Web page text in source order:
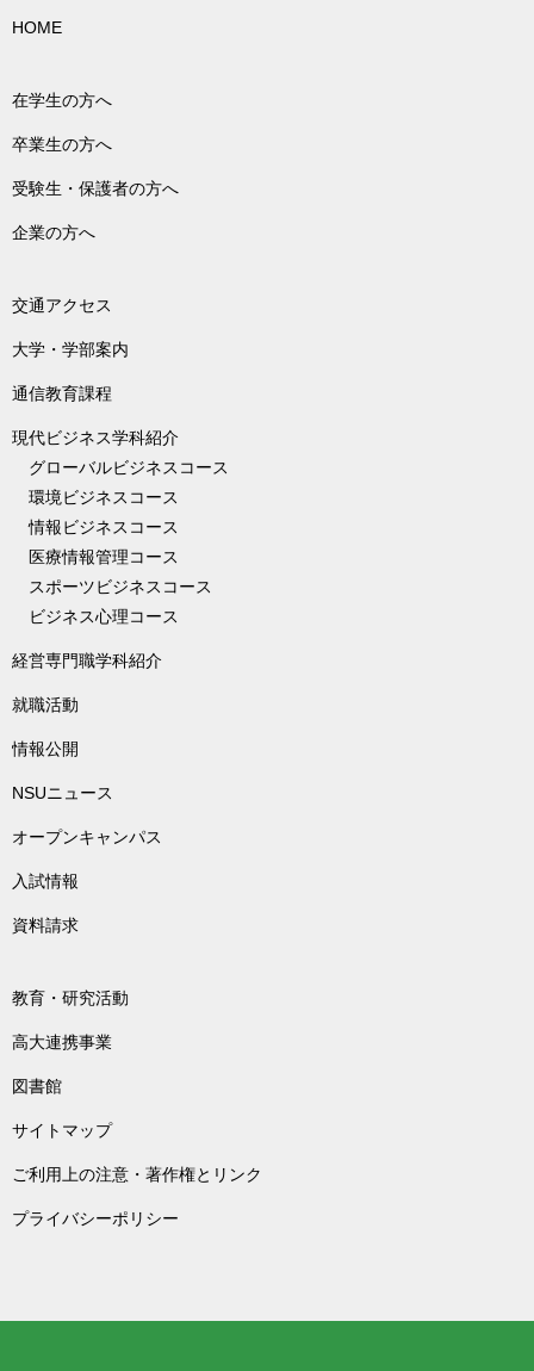
HOME
在学生の方へ
卒業生の方へ
受験生・保護者の方へ
企業の方へ
交通アクセス
大学・学部案内
通信教育課程
現代ビジネス学科紹介
グローバルビジネスコース
環境ビジネスコース
情報ビジネスコース
医療情報管理コース
スポーツビジネスコース
ビジネス心理コース
経営専門職学科紹介
就職活動
情報公開
NSUニュース
オープンキャンパス
入試情報
資料請求
教育・研究活動
高大連携事業
図書館
サイトマップ
ご利用上の注意・著作権とリンク
プライバシーポリシー